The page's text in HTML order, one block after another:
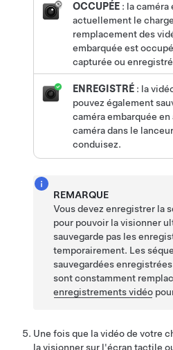
OCCUPÉE: la caméra
actuellement le
remplacement des
embarquée est
capturée ou
ENREGISTRÉ: la
pouvez également
caméra embarquée
caméra dans le
conduisez.
REMARQUE
Vous devez enregistrer la
pour pouvoir la visionner
sauvegarde pas les
temporairement. Les
sauvegardées
sont constamment
enregistrements vidéo
Une fois que la vidéo de votre
la visionner sur l'écran tactile